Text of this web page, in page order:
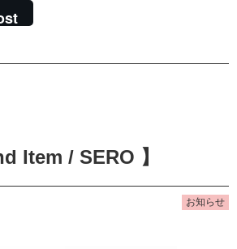
Item / SERO 】
お知らせ